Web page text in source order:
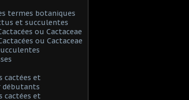
termes botaniques
et succulentes
ou Cactaceae
ou Cactaceae
cactées et
débutants
cactées et